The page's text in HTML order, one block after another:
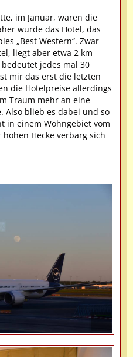
im Januar, waren die
wurde das Hotel, das
„Best Western“. Zwar
liegt aber etwa 2 km
jedes mal 30
mir das erst die letzten
die Hotelpreise allerdings
Traum mehr an eine
Also blieb es dabei und so
in einem Wohngebiet vom
Hecke verbarg sich